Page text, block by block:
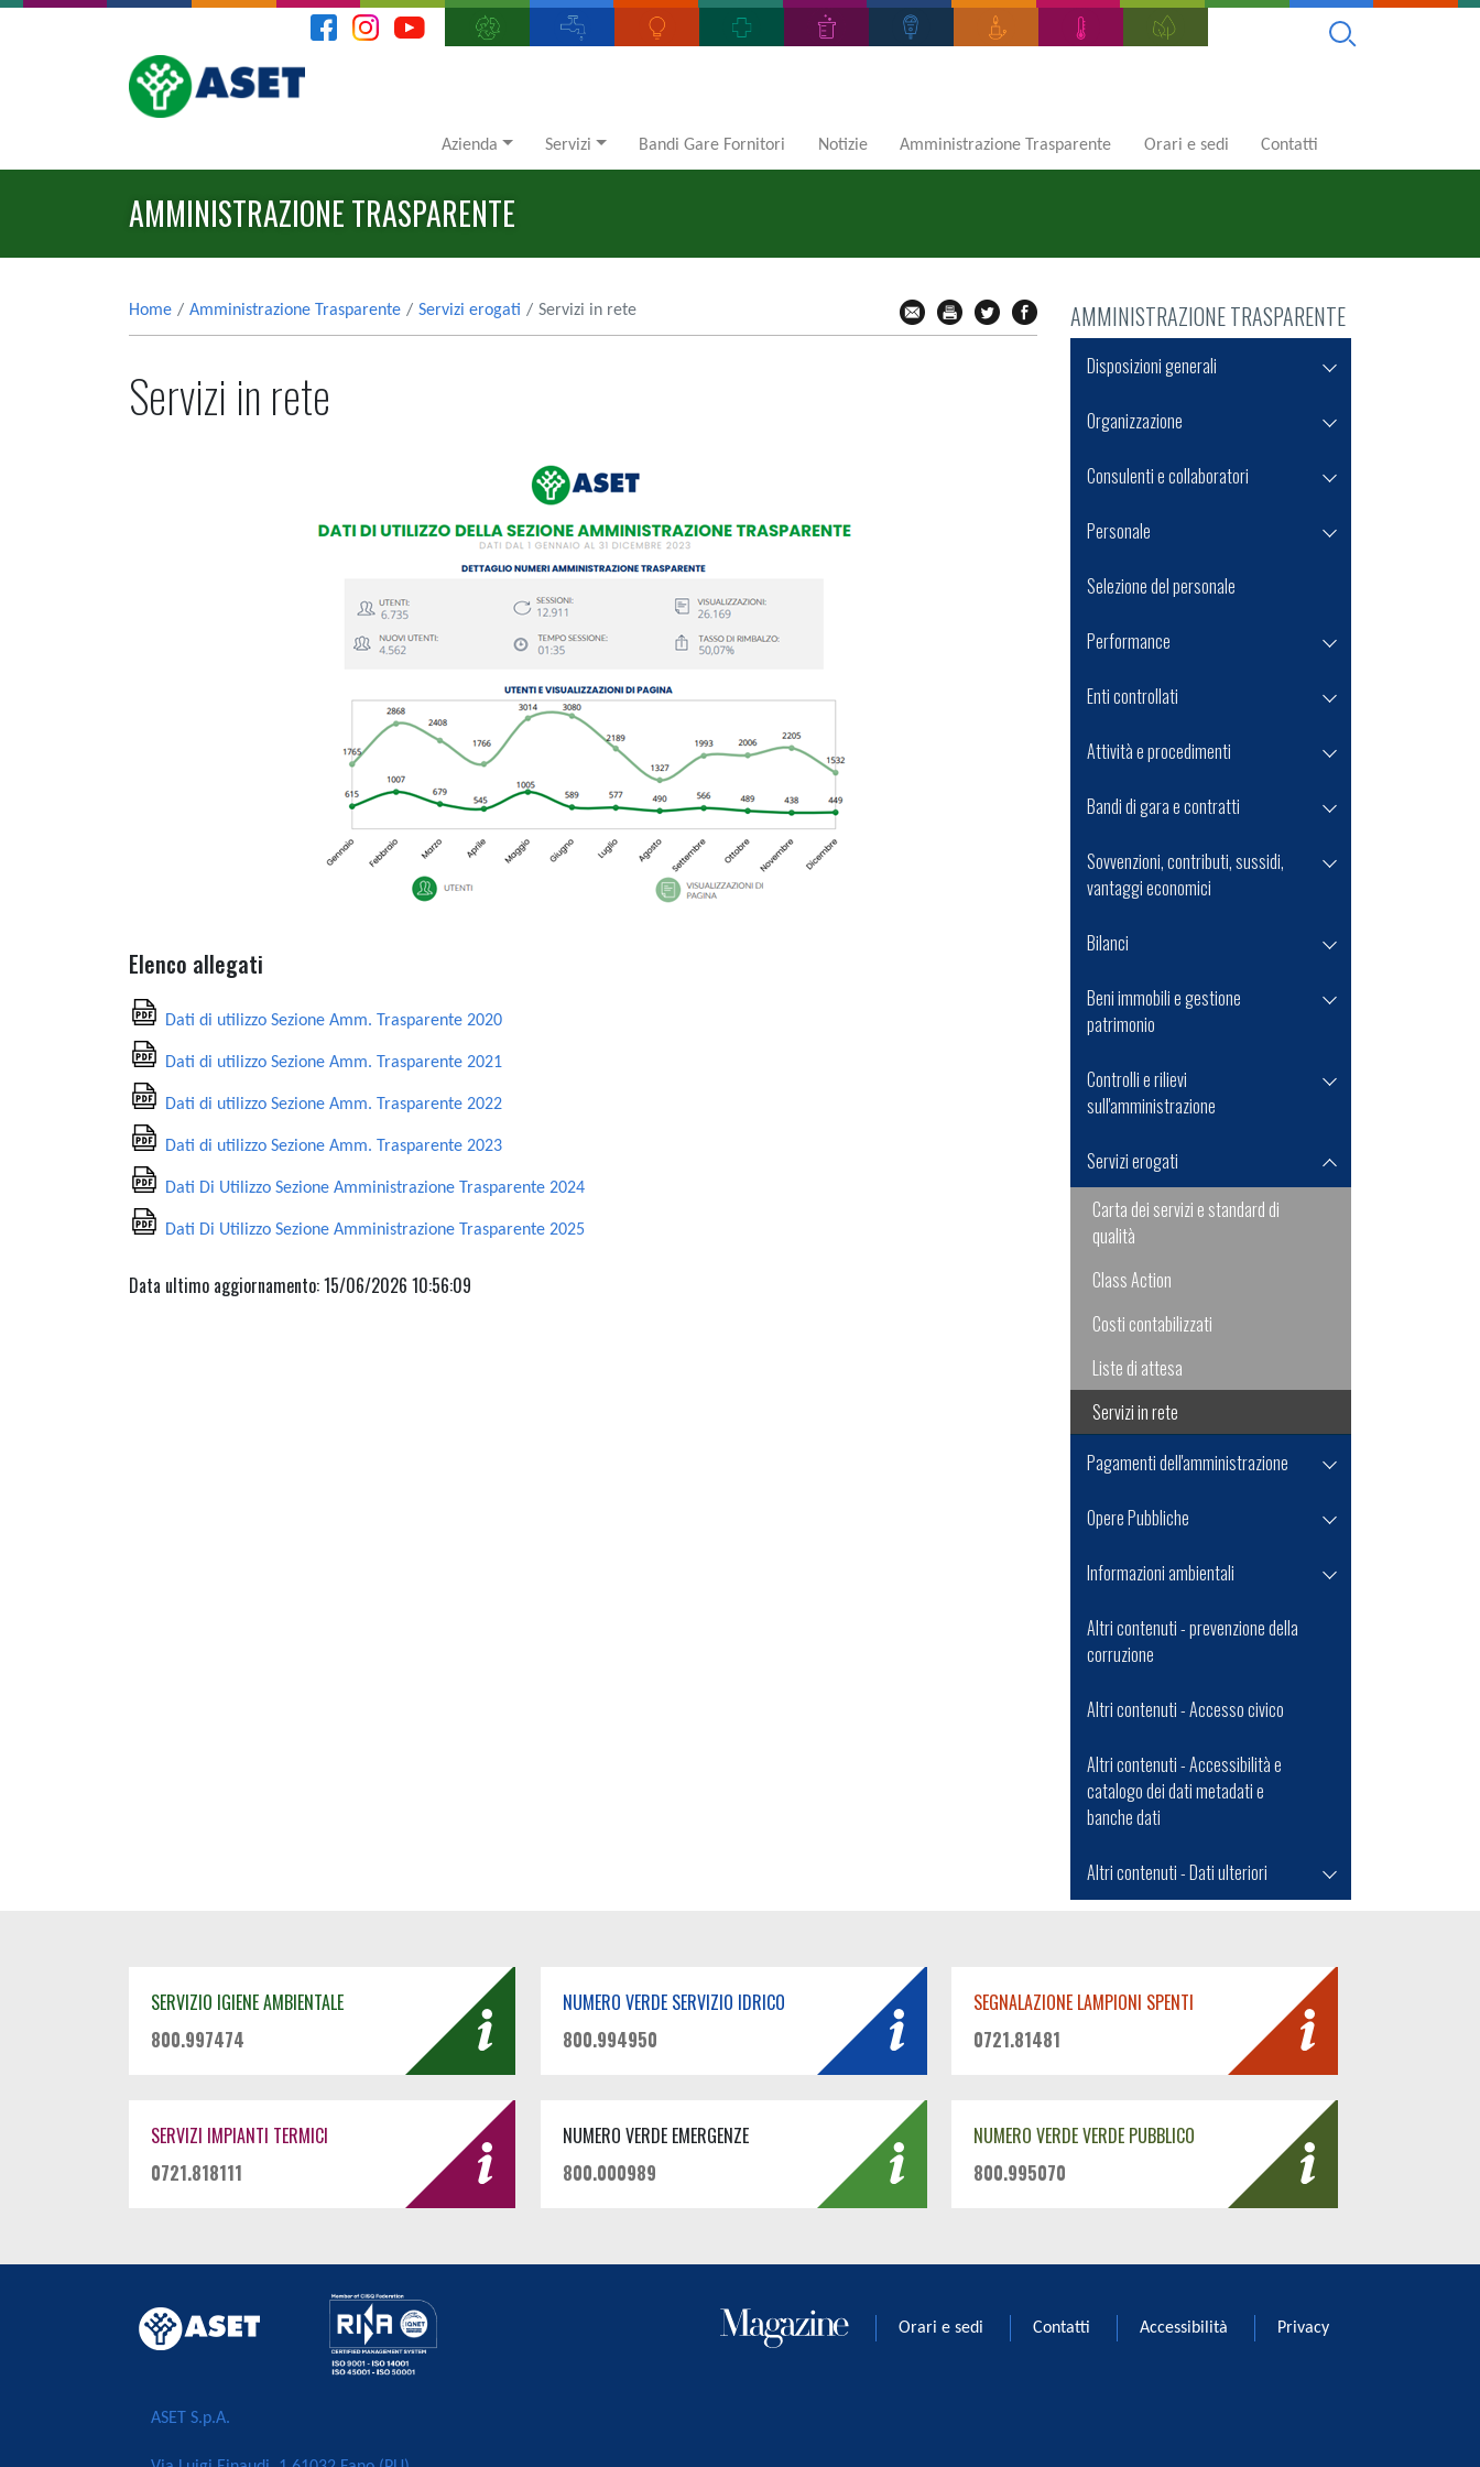
Azienda Servizi Bandi Gare Fornitori Notizie Amministrazione Trasparente Orari e sedi Contatti
AMMINISTRAZIONE TRASPARENTE
Home Amministrazione Trasparente Servizi erogati Servizi in rete
Servizi in rete
Elenco allegati
Dati di utilizzo Sezione Amm. Trasparente 2020
Dati di utilizzo Sezione Amm. Trasparente 2021
Dati di utilizzo Sezione Amm. Trasparente 2022
Dati di utilizzo Sezione Amm. Trasparente 2023
Dati Di Utilizzo Sezione Amministrazione Trasparente 2024
Dati Di Utilizzo Sezione Amministrazione Trasparente 2025
Data ultimo aggiornamento: 15/06/2026 10:56:09
AMMINISTRAZIONE TRASPARENTE
Disposizioni generali
Organizzazione
Consulenti e collaboratori
Personale
Selezione del personale
Performance
Enti controllati
Attività e procedimenti
Bandi di gara e contratti
Sovvenzioni, contributi, sussidi,
vantaggi economici
Bilanci
Beni immobili e gestione
patrimonio
Controlli e rilievi
sull'amministrazione
Servizi erogati
Carta dei servizi e standard di
qualità
Class Action
Costi contabilizzati
Liste di attesa
Servizi in rete
Pagamenti dell'amministrazione
Opere Pubbliche
Informazioni ambientali
Altri contenuti - prevenzione della
corruzione
Altri contenuti - Accesso civico
Altri contenuti - Accessibilità e
catalogo dei dati metadati e
banche dati
Altri contenuti - Dati ulteriori
SERVIZIO IGIENE AMBIENTALE
800.997474
NUMERO VERDE SERVIZIO IDRICO
800.994950
SEGNALAZIONE LAMPIONI SPENTI
0721.81481
SERVIZI IMPIANTI TERMICI
0721.818111
NUMERO VERDE EMERGENZE
800.000989
NUMERO VERDE VERDE PUBBLICO
800.995070
ASET S.p.A.
Orari e sedi Contatti Accessibilità Privacy